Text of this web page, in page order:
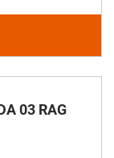
03 RAG